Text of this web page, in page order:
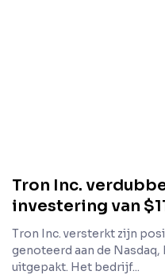
Tron Inc.
investering van
Tron Inc. versterkt zijn
genoteerd aan de
uitgepakt. Het bedrijf...